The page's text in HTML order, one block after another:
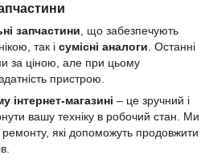
запчастини, що забезпечують
так і сумісні аналоги. Останні
за ціною, але при цьому
пристрою.
інтернет-магазині – це зручний і
вашу техніку в робочий стан. Ми
ремонту, які допоможуть продовжити